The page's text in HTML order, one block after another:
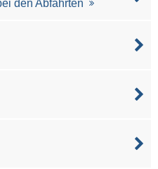
den Abfahrten